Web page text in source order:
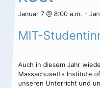
Kontakte /
Alt
Januar 7 @ 8:00 a.m. -
MIT-
Auch in diesem Jahr
Massachusetts Institute
unseren Unterricht und